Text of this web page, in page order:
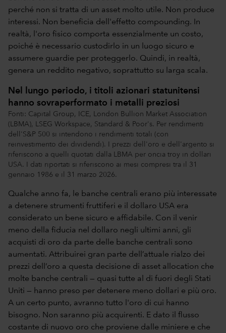
perché non si tratta di un asset molto utile. Non produce
interessi. Non beneficia dell'effetto compounding. In
realtà, l'oro fisico comporta essenzialmente un costo,
poiché è necessario custodirlo in un luogo sicuro e
assumere guardie per proteggerlo. Quindi, in realtà,
genera un reddito negativo, soprattutto su larga scala.
Nel lungo periodo, i titoli azionari statunitensi
hanno sovraperformato i metalli preziosi
Fonti: Capital Group, ICE, London Bullion Market Association
(LBMA), LSEG Workspace, Standard & Poor's. Per rendimenti
dell'S&P 500 si intendono i rendimenti totali (con
reinvestimento dei dividendi). I prezzi dell'oro e dell'argento si
riferiscono a quelli quotati dalla LBMA per oncia troy in dollari
USA. I dati riportati si riferiscono ai mesi compresi tra il 31
gennaio 1986 e il 31 marzo 2026.
Qualche anno fa, le banche centrali erano più interessate
a detenere strumenti fruttiferi e il dollaro USA era
considerato un bene sicuro e affidabile. Con il venir
meno della fiducia nel dollaro negli ultimi anni, gli
acquisti di oro da parte delle banche centrali sono
aumentati. Attribuirei gran parte dell’attuale rialzo dei
prezzi dell’oro a questa decisione di asset allocation che
molte banche centrali — quasi tutte al di fuori degli Stati
Uniti — hanno preso per detenere meno dollari e più oro.
A un certo punto, avranno tutto l'oro di cui hanno
bisogno. Non saranno più acquirenti. E dato il flusso
costante di nuovo oro che proviene dalle miniere e che